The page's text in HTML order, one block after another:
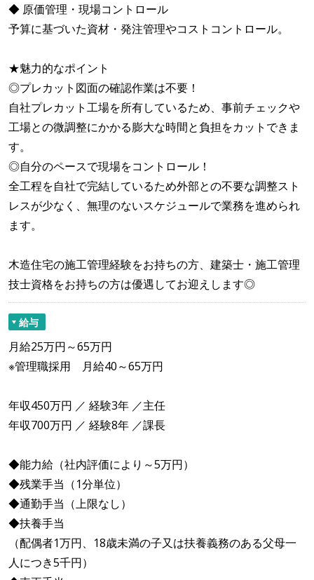
◆ 原価管理・現場コントロール
予算に基づいた資材・発注管理やコストコントロール。
★魅力的なポイント
◎プレカット図面の確認作業は不要！
自社プレカット工場を所有しているため、事前チェックや
工場との微調整にかかる膨大な時間と負担をカットできま
す。
◎自分のペースで現場をコントロール！
全工程を自社で完結しているため外部との不要な調整スト
レスが少なく、無理のないスケジュールで業務を進められ
ます。
木造住宅の施工管理経験をお持ちの方、建築士・施工管理
技士資格をお持ちの方は優遇してお迎えします◎
給与
月給25万円～65万円
※管理職採用 月給40～65万円
年収450万円 ／ 経験3年 ／主任
年収700万円 ／ 経験8年 ／課長
◆能力給（社内評価により～5万円）
◆残業手当（1分単位）
◆通勤手当（上限なし）
◆扶養手当
（配偶者1万円、18歳未満の子又は扶養義務のある父母一
人につき5千円）